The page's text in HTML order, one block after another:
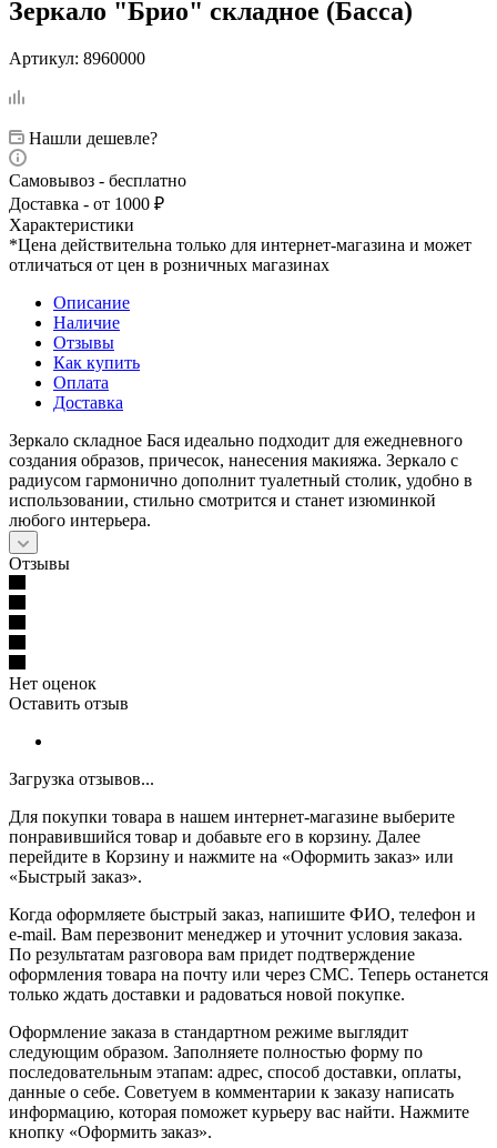
Зеркало "Брио" складное (Басса)
Артикул: 8960000
Нашли дешевле?
Самовывоз - бесплатно
Доставка - от 1000 ₽
Характеристики
*Цена действительна только для интернет-магазина и может
отличаться от цен в розничных магазинах
Описание
Наличие
Отзывы
Как купить
Оплата
Доставка
Зеркало складное Бася идеально подходит для ежедневного
создания образов, причесок, нанесения макияжа. Зеркало с
радиусом гармонично дополнит туалетный столик, удобно в
использовании, стильно смотрится и станет изюминкой
любого интерьера.
Отзывы
Нет оценок
Оставить отзыв
Загрузка отзывов...
Для покупки товара в нашем интернет-магазине выберите
понравившийся товар и добавьте его в корзину. Далее
перейдите в Корзину и нажмите на «Оформить заказ» или
«Быстрый заказ».
Когда оформляете быстрый заказ, напишите ФИО, телефон и
e-mail. Вам перезвонит менеджер и уточнит условия заказа.
По результатам разговора вам придет подтверждение
оформления товара на почту или через СМС. Теперь останется
только ждать доставки и радоваться новой покупке.
Оформление заказа в стандартном режиме выглядит
следующим образом. Заполняете полностью форму по
последовательным этапам: адрес, способ доставки, оплаты,
данные о себе. Советуем в комментарии к заказу написать
информацию, которая поможет курьеру вас найти. Нажмите
кнопку «Оформить заказ».